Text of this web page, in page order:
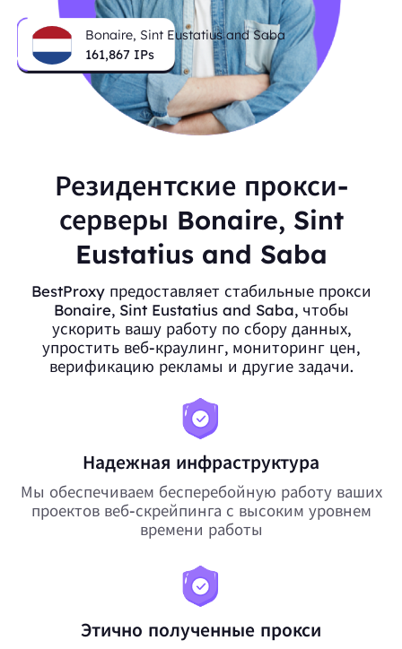
Bonaire, Sint Eustatius and Saba
161,867 IPs
Резидентские прокси-
серверы Bonaire, Sint
Eustatius and Saba
BestProxy предоставляет стабильные прокси
Bonaire, Sint Eustatius and Saba, чтобы
ускорить вашу работу по сбору данных,
упростить веб-краулинг, мониторинг цен,
верификацию рекламы и другие задачи.
Надежная инфраструктура
Мы обеспечиваем бесперебойную работу ваших
проектов веб-скрейпинга с высоким уровнем
времени работы
Этично полученные прокси